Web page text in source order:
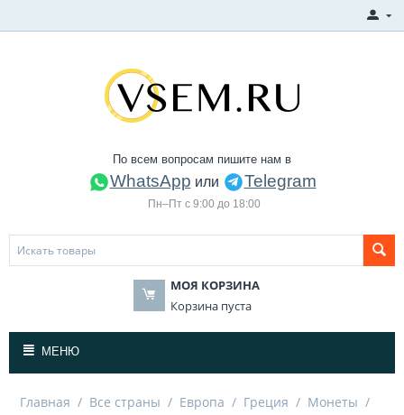
По всем вопросам пишите нам в
WhatsApp или Telegram
Пн–Пт с 9:00 до 18:00
МОЯ КОРЗИНА
Корзина пуста
МЕНЮ
Главная / Все страны / Европа / Греция / Монеты /